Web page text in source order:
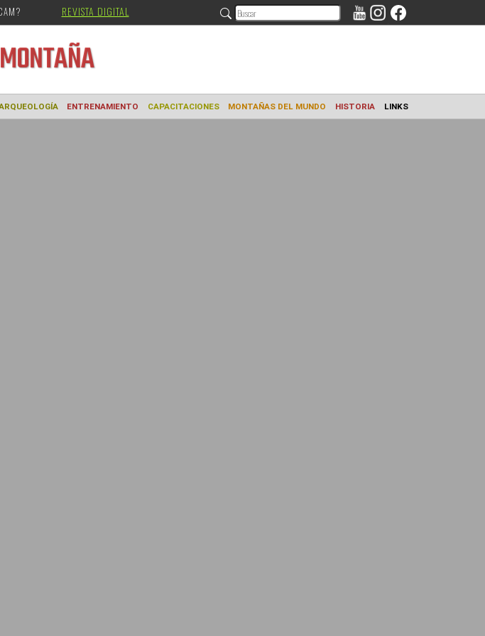
REVISTA DIGITAL
MONTAÑA
ARQUEOLOGÍA ENTRENAMIENTO CAPACITACIONES MONTAÑAS DEL MUNDO HISTORIA